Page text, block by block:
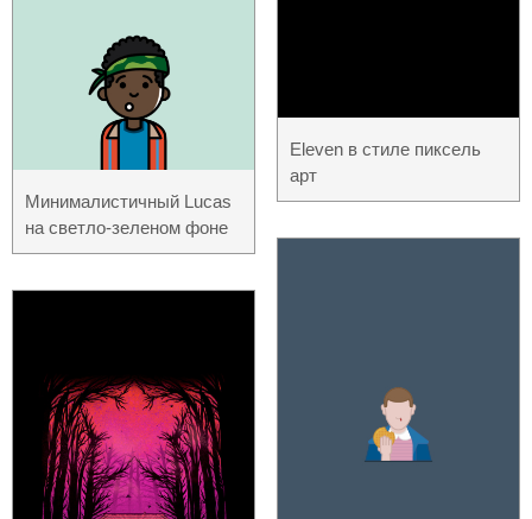
Минималистичный Lucas
на светло-зеленом фоне
Eleven в стиле пиксель
арт